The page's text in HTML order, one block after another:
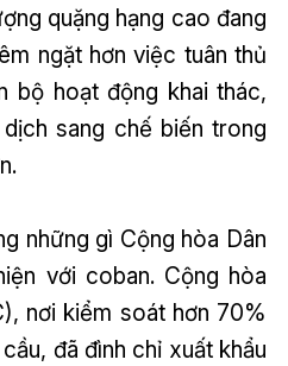
quặng hạng cao đang
ngặt hơn việc tuân thủ
bộ hoạt động khai thác,
sang chế biến trong
những gì Cộng hòa Dân
với coban. Cộng hòa
nơi kiểm soát hơn 70%
đã đình chỉ xuất khẩu